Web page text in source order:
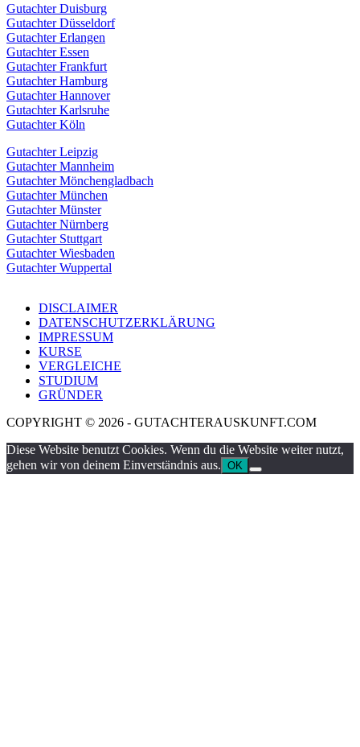
Gutachter Duisburg
Gutachter Düsseldorf
Gutachter Erlangen
Gutachter Essen
Gutachter Frankfurt
Gutachter Hamburg
Gutachter Hannover
Gutachter Karlsruhe
Gutachter Köln
Gutachter Leipzig
Gutachter Mannheim
Gutachter Mönchengladbach
Gutachter München
Gutachter Münster
Gutachter Nürnberg
Gutachter Stuttgart
Gutachter Wiesbaden
Gutachter Wuppertal
DISCLAIMER
DATENSCHUTZERKLÄRUNG
IMPRESSUM
KURSE
VERGLEICHE
STUDIUM
GRÜNDER
COPYRIGHT © 2026 - GUTACHTERAUSKUNFT.COM
Diese Website benutzt Cookies. Wenn du die Website weiter nutzt,
gehen wir von deinem Einverständnis aus. OK